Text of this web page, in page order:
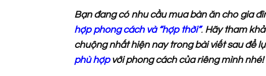
Bạn đang có nhu cầu mua bàn ăn cho gia
hợp phong cáchvà “hợp thời”. Hãy tham
chuộng nhất hiện nay trong bài viết sau để
phù hợp với phong cách của riêng mình nhé!